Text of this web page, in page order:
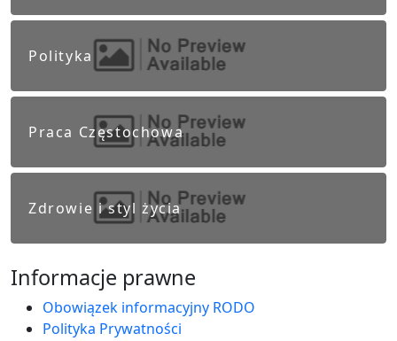
Polityka
Praca Częstochowa
Zdrowie i styl życia
Informacje prawne
Obowiązek informacyjny RODO
Polityka Prywatności